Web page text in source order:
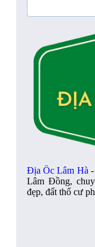
Địa Ốc Lâm Hà
Lâm Đồng,
đẹp, đất thổ cư